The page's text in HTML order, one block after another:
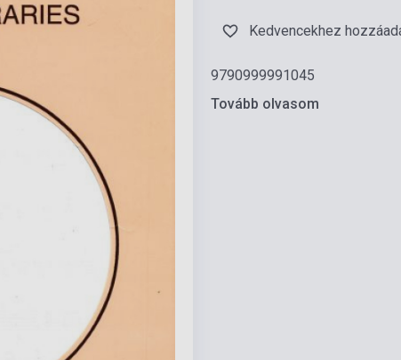
Kedvencekhez
9790999991045
Tovább olvasom